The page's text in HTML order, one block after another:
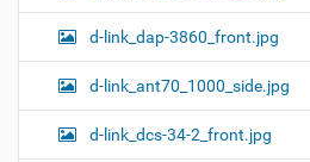
d-link_dap-3860_front.jpg
d-link_ant70_1000_side.jpg
d-link_dcs-34-2_front.jpg